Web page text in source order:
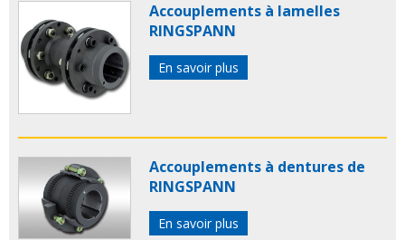
Accouplements à lamelles
RINGSPANN
En savoir plus
Accouplements à dentures de
RINGSPANN
En savoir plus